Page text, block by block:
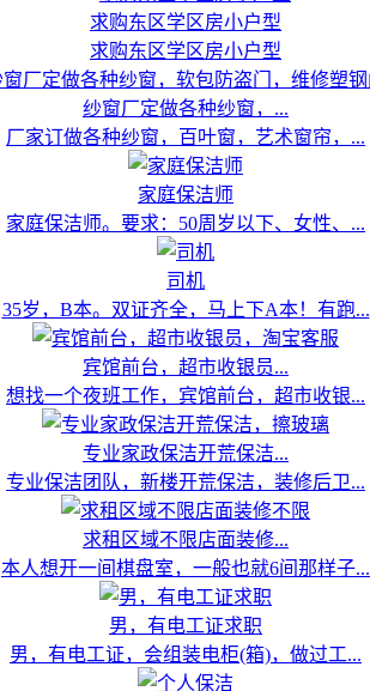
求购东区学区房小户型
求购东区学区房小户型
纱窗厂定做各种纱窗，...
厂家订做各种纱窗，百叶窗，艺术窗帘，...
家庭保洁师
家庭保洁师。要求：50周岁以下、女性、...
司机
35岁，B本。双证齐全，马上下A本！有跑...
宾馆前台，超市收银员...
想找一个夜班工作，宾馆前台，超市收银...
专业家政保洁开荒保洁...
专业保洁团队，新楼开荒保洁，装修后卫...
求租区域不限店面装修...
本人想开一间棋盘室，一般也就6间那样子...
男，有电工证求职
男，有电工证，会组装电柜(箱)，做过工...